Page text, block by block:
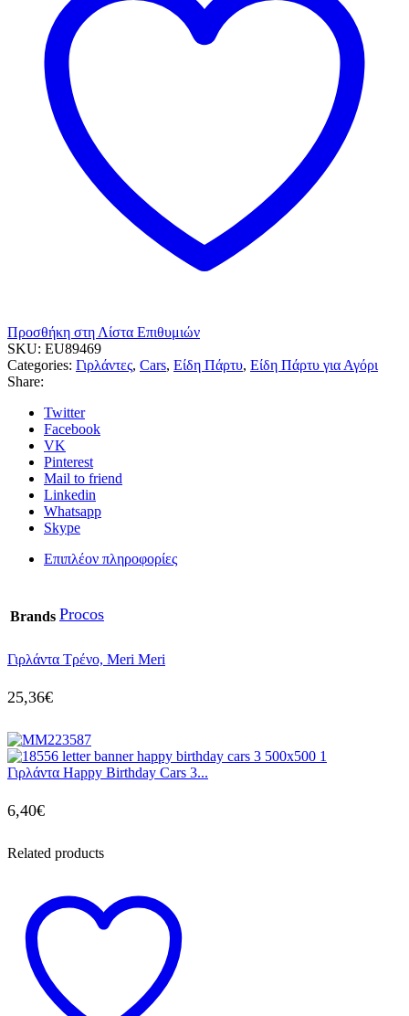
ποσότητα
Προσθήκη στη Λίστα Επιθυμιών
SKU: EU89469
Categories: Γιρλάντες, Cars, Είδη Πάρτυ, Είδη Πάρτυ για Αγόρι
Share:
Twitter
Facebook
VK
Pinterest
Mail to friend
Linkedin
Whatsapp
Skype
Επιπλέον πληροφορίες
Brands Procos
Γιρλάντα Τρένο, Meri Meri
25,36€
Γιρλάντα Happy Birthday Cars 3...
6,40€
Related products